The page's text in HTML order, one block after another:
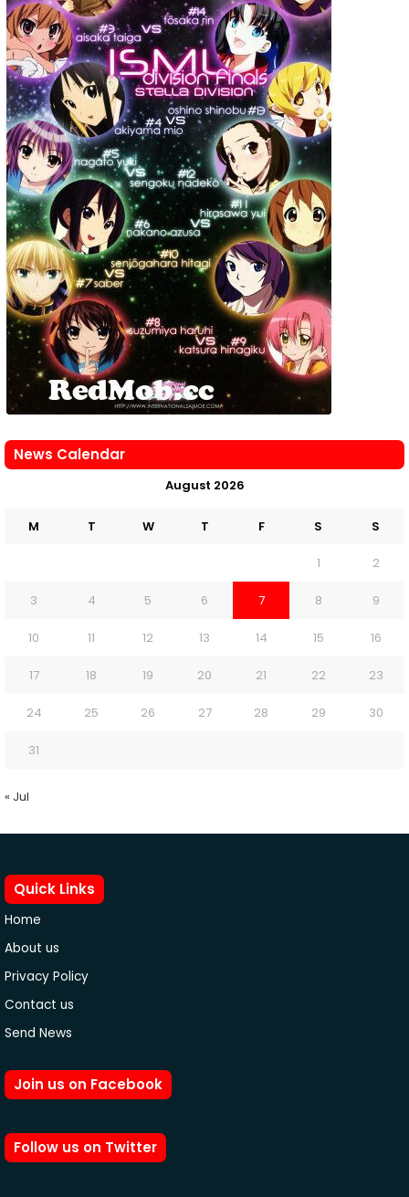
News Calendar
August 2026
M T W T F S S
1 2
3 4 5 6 7 8 9
10 11 12 13 14 15 16
17 18 19 20 21 22 23
24 25 26 27 28 29 30
31
« Jul
Quick Links
Home
About us
Privacy Policy
Contact us
Send News
Join us on Facebook
Follow us on Twitter